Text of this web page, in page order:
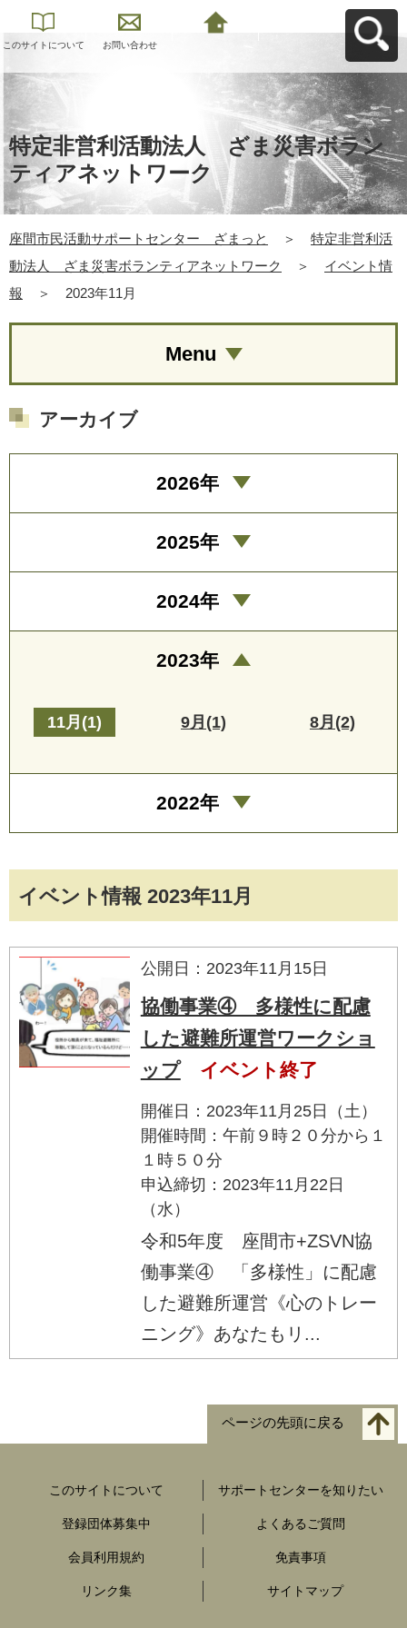
このサイトについて お問い合わせ
特定非営利活動法人 ざま災害ボラン
ティアネットワーク
座間市民活動サポートセンター ざまっと ＞
特定非営利活
動法人 ざま災害ボランティアネットワーク
＞
イベント情
報
＞ 2023年11月
イベント情報 2023年11月
公開日：2023年11月15日
協働事業④ 多様性に配慮
した避難所運営ワークショ
ップ
イベント終了
開催日：2023年11月25日（土）
開催時間：午前９時２０分から１
１時５０分
申込締切：2023年11月22日
（水）
令和5年度 座間市+ZSVN協
働事業④ 「多様性」に配慮
した避難所運営《心のトレー
ニング》あなたもリ...
Menu
アーカイブ
2026年
2025年
2024年
2023年
11月(1) 9月(1) 8月(2)
2022年
ページの先頭に戻る
このサイトについて サポートセンターを知りたい
登録団体募集中 よくあるご質問
会員利用規約 免責事項
リンク集 サイトマップ